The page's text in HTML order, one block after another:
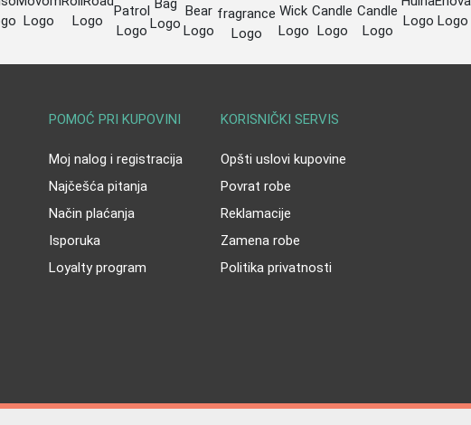
POMOĆ PRI KUPOVINI
Moj nalog i registracija
Najčešća pitanja
Način plaćanja
Isporuka
Loyalty program
KORISNIČKI SERVIS
Opšti uslovi kupovine
Povrat robe
Reklamacije
Zamena robe
Politika privatnosti